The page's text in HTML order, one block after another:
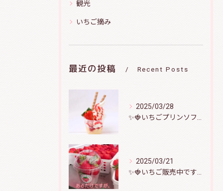
観光
いちご摘み
最近の投稿 Recent Posts
2025/03/28
✨️🍓いちごプリンソフト🍮🍦
2025/03/21
✨️🍓いちご販売中です🍓✨️